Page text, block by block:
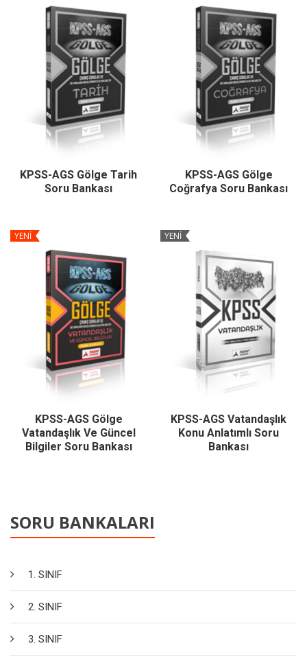
SORU BANKALARI
1. SINIF
2. SINIF
3. SINIF
KPSS-AGS Gölge Tarih
Soru Bankası
KPSS-AGS Gölge
Coğrafya Soru Bankası
YENİ
KPSS-AGS Gölge
Vatandaşlık Ve Güncel
Bilgiler Soru Bankası
YENİ
KPSS-AGS Vatandaşlık
Konu Anlatımlı Soru
Bankası